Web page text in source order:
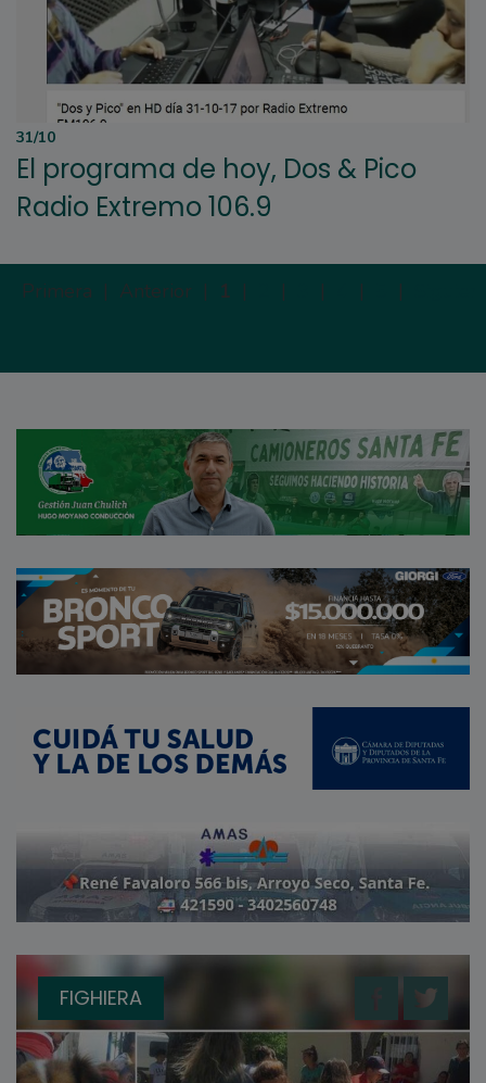
31/10
El programa de hoy, Dos & Pico
Radio Extremo 106.9
Primera | Anterior | 1 | | | | |
FIGHIERA